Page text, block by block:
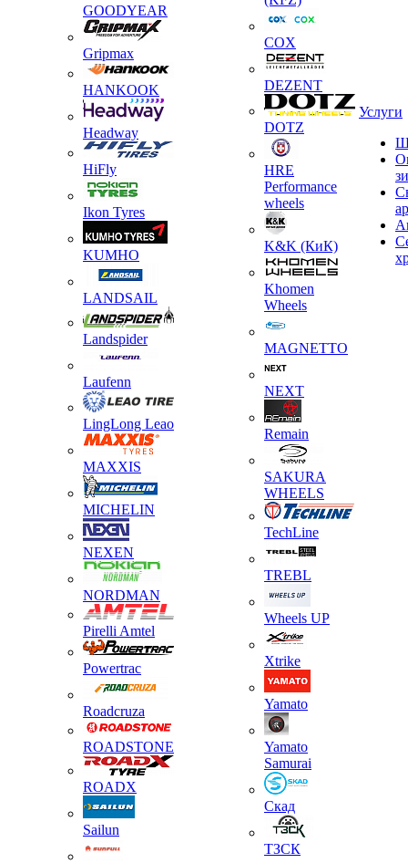
GOODYEAR
Gripmax
HANKOOK
Headway
HiFly
Ikon Tyres
KUMHO
LANDSAIL
Landspider
Laufenn
LingLong Leao
MAXXIS
MICHELIN
NEXEN
NORDMAN
Pirelli Amtel
Powertrac
Roadcruza
ROADSTONE
ROADX
Sailun
COX
DEZENT
DOTZ
HRE
Performance
wheels
K&K (КиК)
Khomen
Wheels
MAGNETTO
NEXT
Remain
SAKURA
WHEELS
TechLine
TREBL
Wheels UP
Xtrike
Yamato
Yamato
Samurai
Скад
ТЗСК
Услуги